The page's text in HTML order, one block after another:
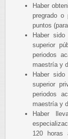
Haber
pregrado o
puntos
Haber
superior
periodos
maestría y
Haber
superior
periodos
maestría y
Haber
120 horas